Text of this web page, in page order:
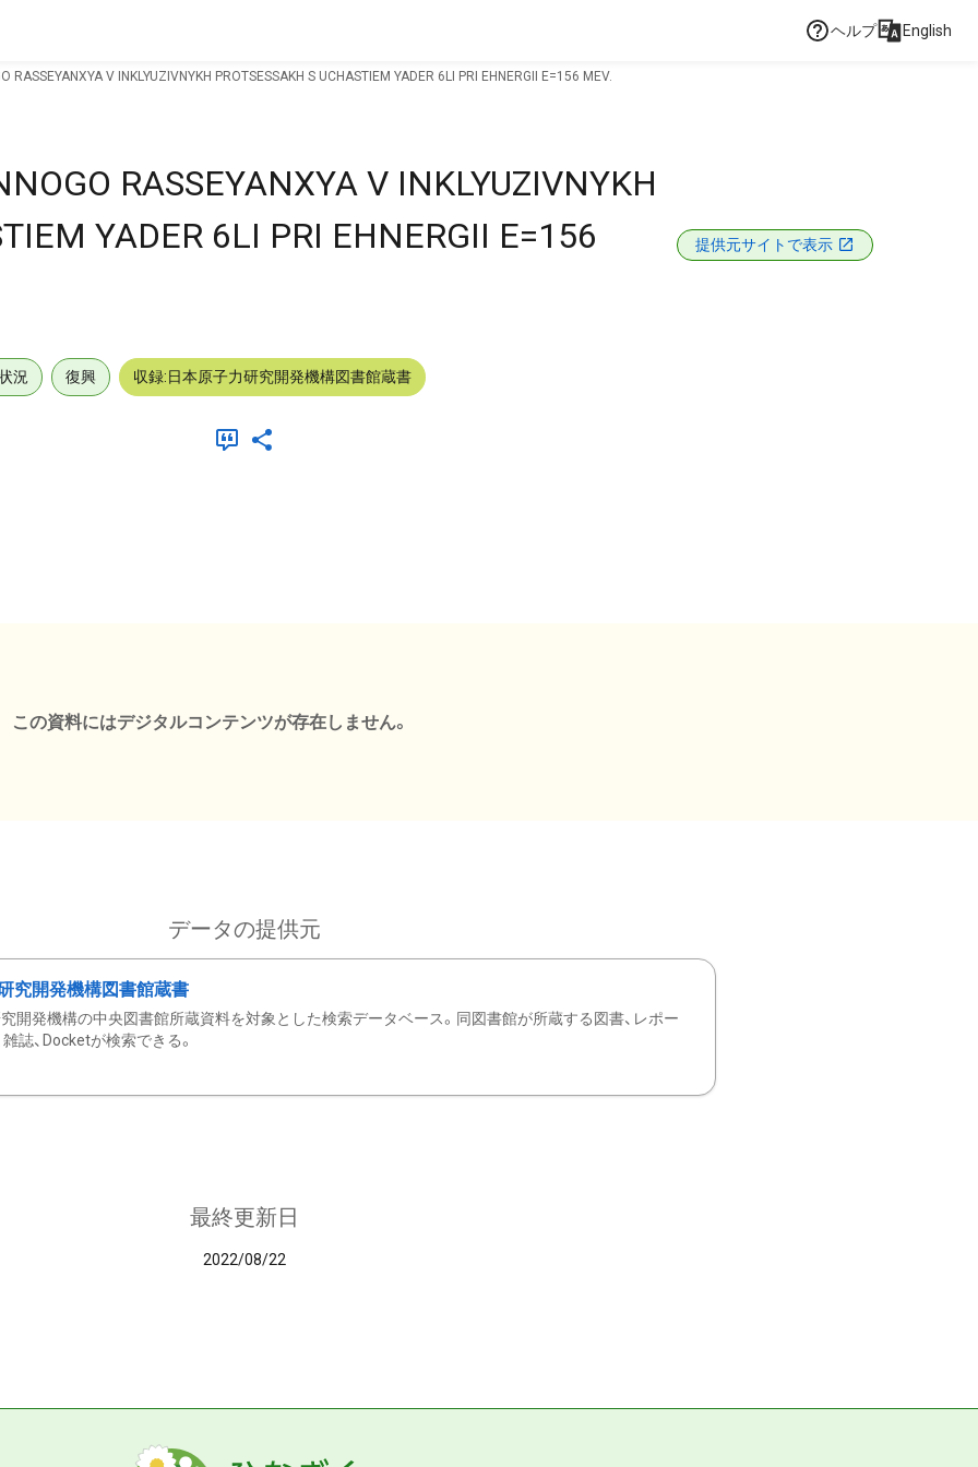
ヘルプ English
RASSEYANXYA V INKLYUZIVNYKH PROTSESSAKH S UCHASTIEM YADER 6LI PRI EHNERGII E=156 MEV.
RASSEYANXYA V INKLYUZIVNYKH
YADER 6LI PRI EHNERGII E=156
提供元サイトで表示
況 復興 収録:日本原子力研究開発機構図書館蔵書
この資料にはデジタルコンテンツが存在しません。
データの提供元
究開発機構図書館蔵書
開発機構の中央図書館所蔵資料を対象とした検索データベース。同図書館が所蔵する図書、レポー
雑誌、Docketが検索できる。
最終更新日
2022/08/22